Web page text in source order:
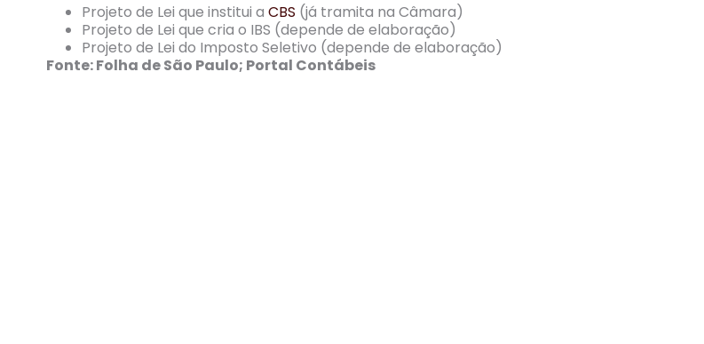
Projeto de Lei que institui a CBS (já tramita na Câmara)
Projeto de Lei que cria o IBS (depende de elaboração)
Projeto de Lei do Imposto Seletivo (depende de elaboração)
Fonte: Folha de São Paulo; Portal Contábeis